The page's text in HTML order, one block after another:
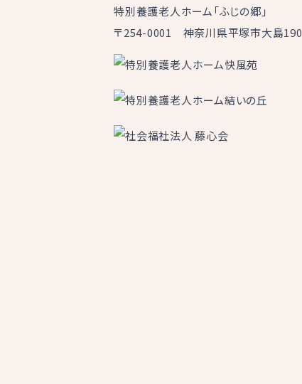
特別養護老人ホーム「ふじの郷」
〒254-0001 神奈川県平塚市大島190